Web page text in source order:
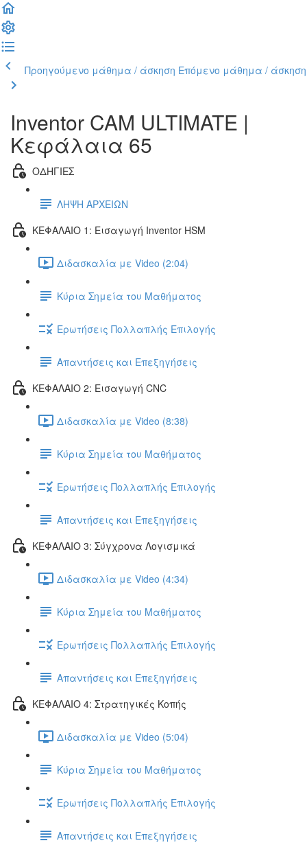
Προηγούμενο μάθημα / άσκηση Επόμενο μάθημα / άσκηση
Inventor CAM ULTIMATE |
Κεφάλαια 65
ΟΔΗΓΙΕΣ
ΛΗΨΗ ΑΡΧΕΙΩΝ
ΚΕΦΑΛΑΙΟ 1: Εισαγωγή Inventor HSM
Διδασκαλία με Video (2:04)
Κύρια Σημεία του Μαθήματος
Ερωτήσεις Πολλαπλής Επιλογής
Απαντήσεις και Επεξηγήσεις
ΚΕΦΑΛΑΙΟ 2: Εισαγωγή CNC
Διδασκαλία με Video (8:38)
Κύρια Σημεία του Μαθήματος
Ερωτήσεις Πολλαπλής Επιλογής
Απαντήσεις και Επεξηγήσεις
ΚΕΦΑΛΑΙΟ 3: Σύγχρονα Λογισμικά
Διδασκαλία με Video (4:34)
Κύρια Σημεία του Μαθήματος
Ερωτήσεις Πολλαπλής Επιλογής
Απαντήσεις και Επεξηγήσεις
ΚΕΦΑΛΑΙΟ 4: Στρατηγικές Κοπής
Διδασκαλία με Video (5:04)
Κύρια Σημεία του Μαθήματος
Ερωτήσεις Πολλαπλής Επιλογής
Απαντήσεις και Επεξηγήσεις